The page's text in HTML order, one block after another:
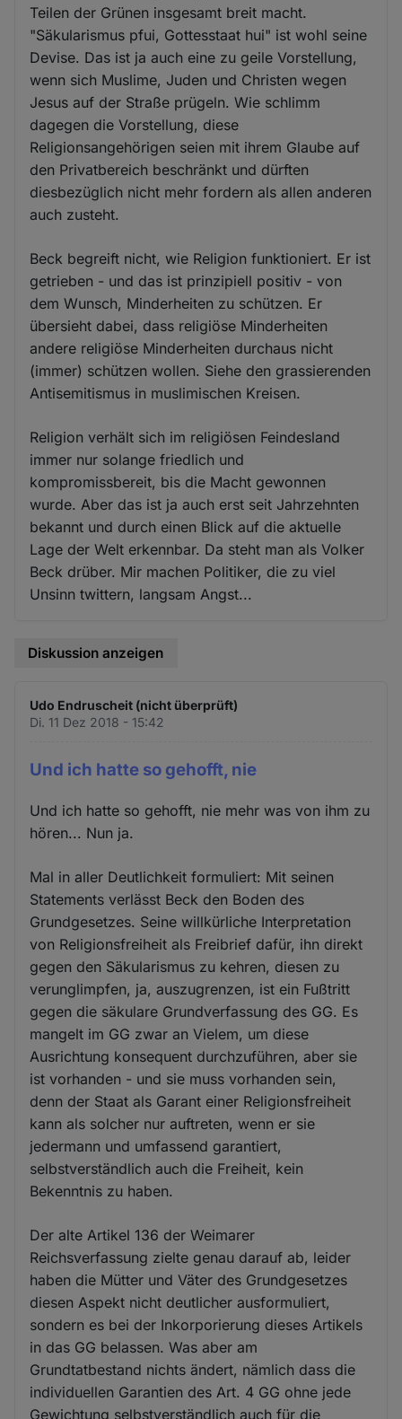
Teilen der Grünen insgesamt breit macht.
"Säkularismus pfui, Gottesstaat hui" ist wohl seine
Devise. Das ist ja auch eine zu geile Vorstellung,
wenn sich Muslime, Juden und Christen wegen
Jesus auf der Straße prügeln. Wie schlimm
dagegen die Vorstellung, diese
Religionsangehörigen seien mit ihrem Glaube auf
den Privatbereich beschränkt und dürften
diesbezüglich nicht mehr fordern als allen anderen
auch zusteht.
Beck begreift nicht, wie Religion funktioniert. Er ist
getrieben - und das ist prinzipiell positiv - von
dem Wunsch, Minderheiten zu schützen. Er
übersieht dabei, dass religiöse Minderheiten
andere religiöse Minderheiten durchaus nicht
(immer) schützen wollen. Siehe den grassierenden
Antisemitismus in muslimischen Kreisen.
Religion verhält sich im religiösen Feindesland
immer nur solange friedlich und
kompromissbereit, bis die Macht gewonnen
wurde. Aber das ist ja auch erst seit Jahrzehnten
bekannt und durch einen Blick auf die aktuelle
Lage der Welt erkennbar. Da steht man als Volker
Beck drüber. Mir machen Politiker, die zu viel
Unsinn twittern, langsam Angst...
Diskussion anzeigen
Udo Endruscheit (nicht überprüft)
Di. 11 Dez 2018 - 15:42
Und ich hatte so gehofft, nie
Und ich hatte so gehofft, nie mehr was von ihm zu
hören... Nun ja.
Mal in aller Deutlichkeit formuliert: Mit seinen
Statements verlässt Beck den Boden des
Grundgesetzes. Seine willkürliche Interpretation
von Religionsfreiheit als Freibrief dafür, ihn direkt
gegen den Säkularismus zu kehren, diesen zu
verunglimpfen, ja, auszugrenzen, ist ein Fußtritt
gegen die säkulare Grundverfassung des GG. Es
mangelt im GG zwar an Vielem, um diese
Ausrichtung konsequent durchzuführen, aber sie
ist vorhanden - und sie muss vorhanden sein,
denn der Staat als Garant einer Religionsfreiheit
kann als solcher nur auftreten, wenn er sie
jedermann und umfassend garantiert,
selbstverständlich auch die Freiheit, kein
Bekenntnis zu haben.
Der alte Artikel 136 der Weimarer
Reichsverfassung zielte genau darauf ab, leider
haben die Mütter und Väter des Grundgesetzes
diesen Aspekt nicht deutlicher ausformuliert,
sondern es bei der Inkorporierung dieses Artikels
in das GG belassen. Was aber am
Grundtatbestand nichts ändert, nämlich dass die
individuellen Garantien des Art. 4 GG ohne jede
Gewichtung selbstverständlich auch für die